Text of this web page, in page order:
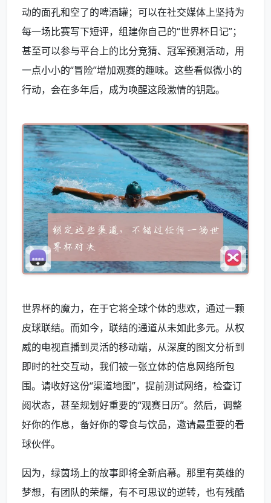
动的面孔和空了的啤酒罐；可以在社交媒体上坚持为
每一场比赛写下短评，组建你自己的“世界杯日记”；
甚至可以参与平台上的比分竞猜、冠军预测活动，用
一点小小的“冒险”增加观赛的趣味。这些看似微小的
行动，会在多年后，成为唤醒这段激情的钥匙。
世界杯的魔力，在于它将全球个体的悲欢，通过一颗
皮球联结。而如今，联结的通道从未如此多元。从权
威的电视直播到灵活的移动端，从深度的图文分析到
即时的社交互动，我们被一张立体的信息网络所包
围。请收好这份“渠道地图”，提前测试网络，检查订
阅状态，甚至规划好重要的“观赛日历”。然后，调整
好你的作息，备好你的零食与饮品，邀请最重要的看
球伙伴。
因为，绿茵场上的故事即将全新启幕。那里有英雄的
梦想，有团队的荣耀，有不可思议的逆转，也有残酷